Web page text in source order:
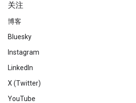
关注
博客
Bluesky
Instagram
LinkedIn
X (Twitter)
YouTube